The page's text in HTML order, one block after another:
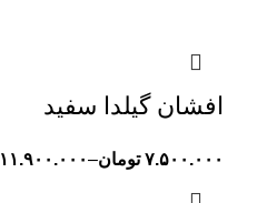
افشان گیلدا سفید
۷.۵۰۰.۰۰۰ تومان–۱۱.۹۰۰.۰۰۰